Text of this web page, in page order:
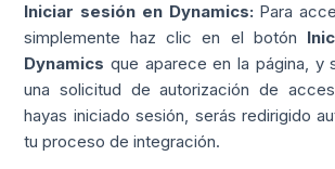
Iniciar sesión en Dynamics: Para
simplemente haz clic en el botón
Dynamics que aparece en la página, y
una solicitud de autorización de
hayas iniciado sesión, serás redirigido
tu proceso de integración.